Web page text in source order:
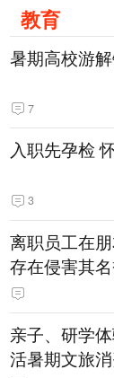
教育
暑期高校游
7
入职先孕检
3
离职员工在
存在侵害其
亲子、研学
活暑期文旅